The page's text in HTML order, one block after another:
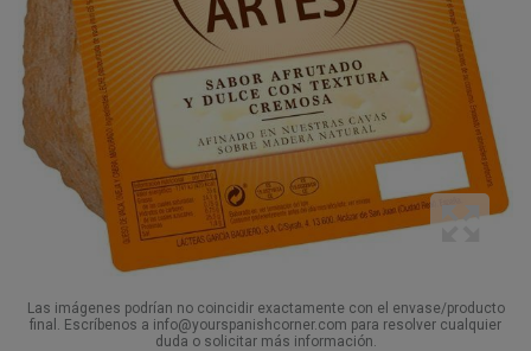
Las imágenes podrían no coincidir exactamente con el envase/producto
final. Escríbenos a info@yourspanishcorner.com para resolver cualquier
duda o solicitar más información.